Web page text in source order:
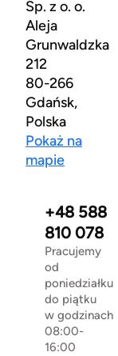
Sp. z o. o.
Aleja
Grunwaldzka
212
80-266
Gdańsk,
Polska
Pokaż na
mapie
+48 588
810 078
Pracujemy
od
poniedziałku
do piątku
w godzinach
08:00-
16:00